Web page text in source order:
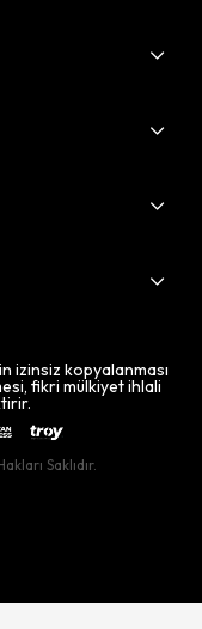
izinsiz kopyalanması
fikri mülkiyet ihlali
Saklıdır.